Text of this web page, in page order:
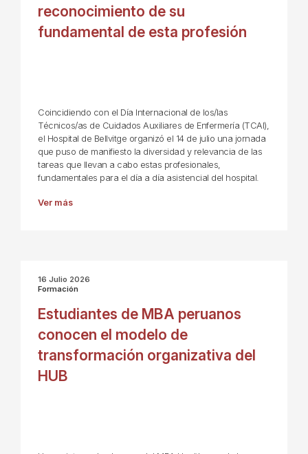
reconocimiento de su
fundamental de esta profesión
Coincidiendo con el Día Internacional de los/las
Técnicos/as de Cuidados Auxiliares de Enfermería (TCAI),
el Hospital de Bellvitge organizó el 14 de julio una jornada
que puso de manifiesto la diversidad y relevancia de las
tareas que llevan a cabo estas profesionales,
fundamentales para el día a día asistencial del hospital.
Ver más
16 Julio 2026
Formación
Estudiantes de MBA peruanos
conocen el modelo de
transformación organizativa del
HUB